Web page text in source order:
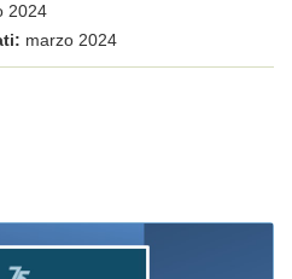
2024
marzo 2024